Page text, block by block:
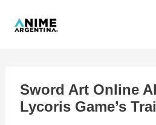
Sword Art Online
Lycoris Game’s